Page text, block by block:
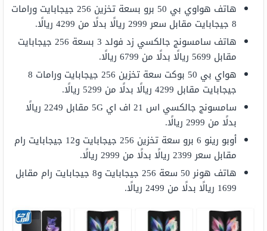
هاتف هواوي بي 50 برو بسعة تخزين 256 جيجابايت ورامات
8 جيجابايت مقابل سعر 2999 ريالًا بدلًا من 4299 ريالًا.
هاتف سامسونج جالكسي زد فولد 3 بسعة 256 جيجابايت
مقابل 5699 ريالًا بدلًا من 6799 ريالًا.
هواي بي 50 بوكت سعة تخزين 256 جيجابايت ورامات 8
جيجابايت مقابل 4299 ريالًا بدلًا من 5299 ريالًا.
سامسونج‎‎ ‎‎جالكسي اس 21 اف اي ‎5‎‎G‎‎ مقابل 2249 ريالًا
بدلًا من 2999 ريالًا.
أوبو رينو 6 برو سعة تخزين 256 جيجابايت و12 جيجابايت رام
مقابل سعر 2399 ريالًا بدلًا من 2999 ريالًا.
هاتف هونر 50 سعة 256 جيجابايت و8 جيجابايت رام مقابل
1699 ريالًا بدلًا من 2499 ريالًا.